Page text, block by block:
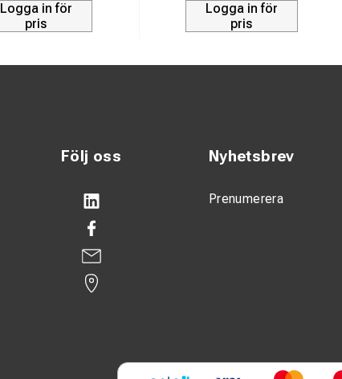
Logga in för
pris
Logga in för
pris
Följ oss Nyhetsbrev
Prenumerera